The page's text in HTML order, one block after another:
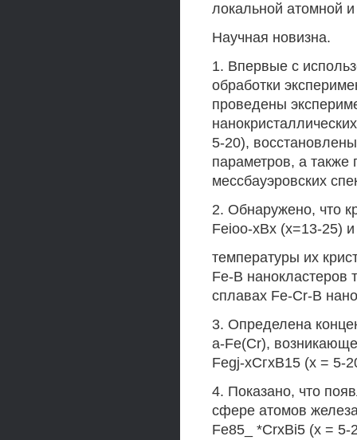
локальной атомной и
Научная новизна.
1. Впервые с
обработки
проведены
5-20),
параметров, а также
мессбауэровских
2. Обнаружено, что
Feioo-xBx (х=13-25)
температуры их
Fe-B
сплавах Fe-Cr-В
3. Определена
a-Fe(Cr),
Fegj-хСгхВ15 (х = 5-
4. Показано, что
сфере атомов
Fe85_ *CrxBi5 (х =